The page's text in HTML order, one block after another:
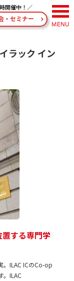
・セミナー
ラック イン
する専門学
。ILAC ICのCo-op
。ILAC